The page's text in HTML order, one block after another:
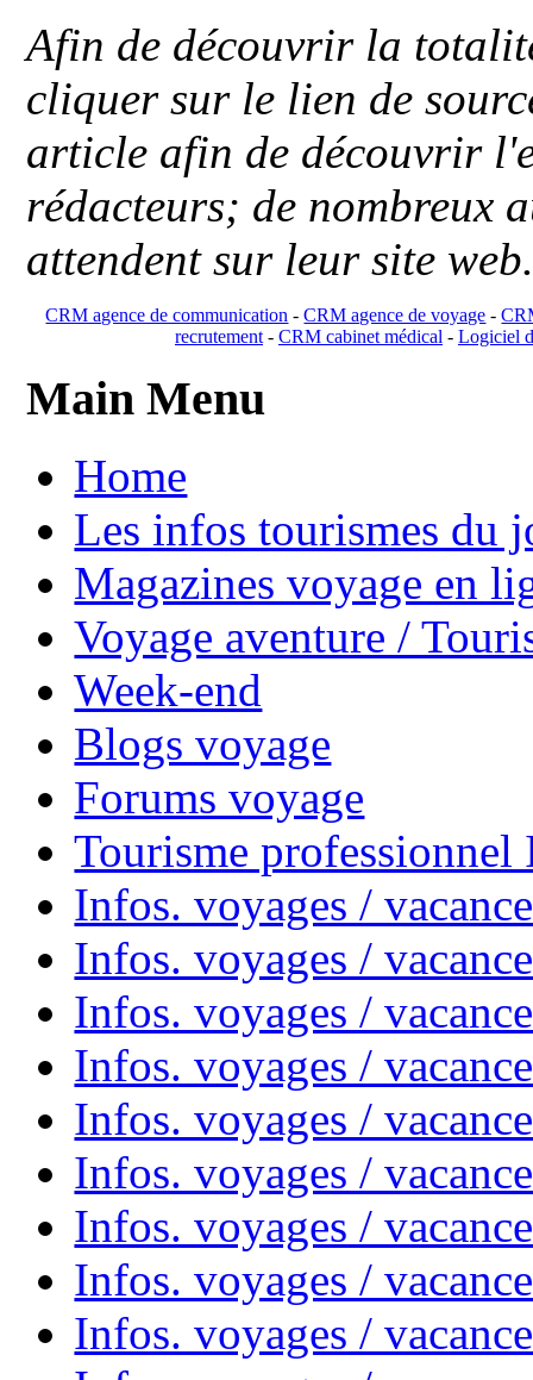
Afin de découvrir la
cliquer sur le lien de
article afin de découvrir
rédacteurs; de nombreux
attendent sur leur site
CRM agence de communication -CRM agence de voyage -
recrutement- CRM cabinet médical- Logiciel
Main Menu
Home
Les infos tourismes du
Magazines voyage en
Voyage aventure /
Week-end
Blogs voyage
Forums voyage
Tourisme
Infos. voyages /
Infos. voyages /
Infos. voyages /
Infos. voyages /
Infos. voyages /
Infos. voyages /
Infos. voyages /
Infos. voyages /
Infos. voyages /